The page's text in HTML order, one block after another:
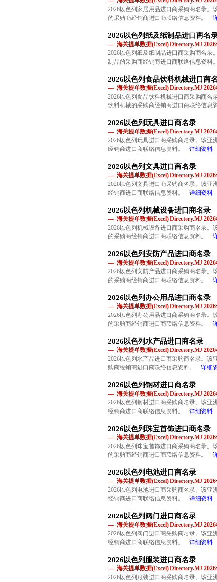
2026以色列家居用品进口商采购商名录。
的采购商经销商进口商联络信息资料。
2026以色列纸及纸制品进口商名
— 海关提单数据(Excel) Directory.MJ 2026
2026以色列纸及纸制品进口商采购商名录
制品的采购商经销商进口商联络信息资料
2026以色列食品饮料机械进口商
— 海关提单数据(Excel) Directory.MJ 2026
2026以色列食品饮料机械进口商采购商名
饮料机械的采购商经销商进口商联络信息
2026以色列玩具进口商名录
— 海关提单数据(Excel) Directory.MJ 2026
2026以色列玩具进口商采购商名录。该亚
经销商进口商联络信息资料。
详细资料
2026以色列文具进口商名录
— 海关提单数据(Excel) Directory.MJ 2026
2026以色列文具进口商采购商名录。该亚
经销商进口商联络信息资料。
详细资料
2026以色列机械设备进口商名录
— 海关提单数据(Excel) Directory.MJ 2026
2026以色列机械设备进口商采购商名录。
的采购商经销商进口商联络信息资料。
2026以色列安防产品进口商名录
— 海关提单数据(Excel) Directory.MJ 2026
2026以色列安防产品进口商采购商名录。
的采购商经销商进口商联络信息资料。
2026以色列办公用品进口商名录
— 海关提单数据(Excel) Directory.MJ 2026
2026以色列办公用品进口商采购商名录。
的采购商经销商进口商联络信息资料。
2026以色列水产品进口商名录
— 海关提单数据(Excel) Directory.MJ 2026
2026以色列水产品进口商采购商名录。该
购商经销商进口商联络信息资料。
详细
2026以色列钢材进口商名录
— 海关提单数据(Excel) Directory.MJ 2026
2026以色列钢材进口商采购商名录。该亚
经销商进口商联络信息资料。
详细资料
2026以色列珠宝首饰进口商名录
— 海关提单数据(Excel) Directory.MJ 2026
2026以色列珠宝首饰进口商采购商名录。
的采购商经销商进口商联络信息资料。
2026以色列电池进口商名录
— 海关提单数据(Excel) Directory.MJ 2026
2026以色列电池进口商采购商名录。该亚
经销商进口商联络信息资料。
详细资料
2026以色列阀门进口商名录
— 海关提单数据(Excel) Directory.MJ 2026
2026以色列阀门进口商采购商名录。该亚
经销商进口商联络信息资料。
详细资料
2026以色列服装进口商名录
— 海关提单数据(Excel) Directory.MJ 2026
2026以色列服装进口商采购商名录。该亚